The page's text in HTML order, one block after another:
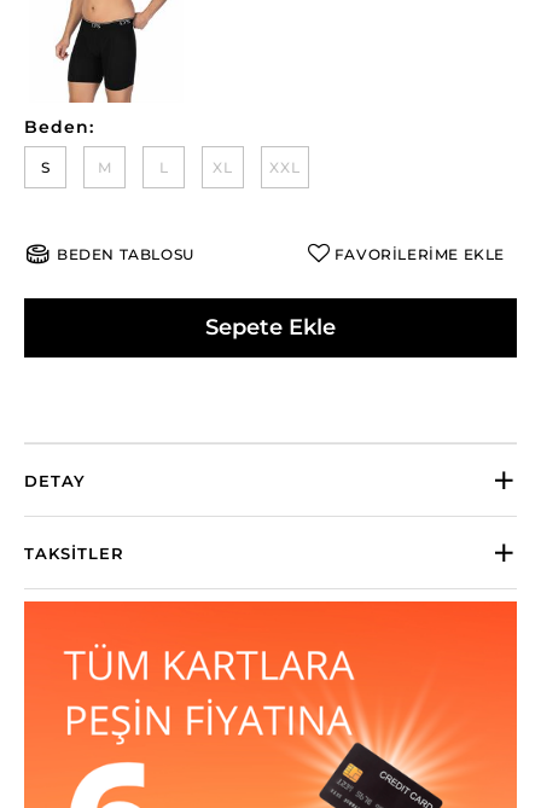
Beden:
S M L XL XXL
BEDEN TABLOSU FAVORİLERİME EKLE
Sepete Ekle
DETAY
TAKSITLER